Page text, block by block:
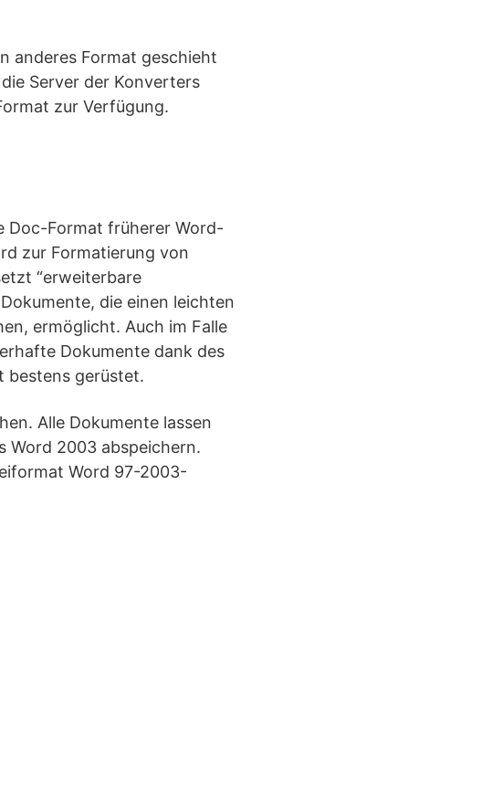
anderes Format geschieht
Server der Konverters
zur Verfügung.
Doc-Format früherer Word-
zur Formatierung von
“erweiterbare
die einen leichten
ermöglicht. Auch im Falle
Dokumente dank des
bestens gerüstet.
Alle Dokumente lassen
Word 2003 abspeichern.
Word 97-2003-